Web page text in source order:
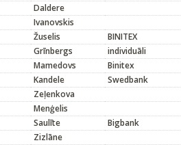
Daldere
Ivanovskis
Žuselis
BINITEX
Grīnbergs
individuāli
Mamedovs
Binitex
Kandele
Swedbank
Zeļenkova
Menģelis
Saulīte
Bigbank
Zizlāne